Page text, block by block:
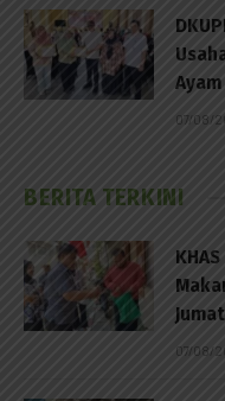
Ayam
07/08/
BERITA TERKINI
07/08/